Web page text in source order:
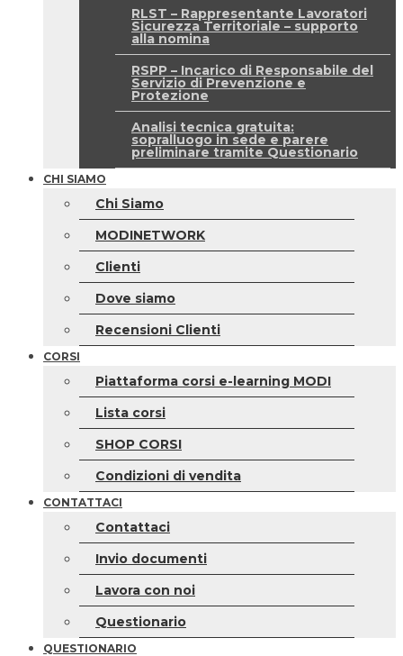
RLST – Rappresentante Lavoratori
Sicurezza Territoriale – supporto
alla nomina
RSPP – Incarico di Responsabile del
Servizio di Prevenzione e
Protezione
Analisi tecnica gratuita:
sopralluogo in sede e parere
preliminare tramite Questionario
CHI SIAMO
Chi Siamo
MODINETWORK
Clienti
Dove siamo
Recensioni Clienti
CORSI
Piattaforma corsi e-learning MODI
Lista corsi
SHOP CORSI
Condizioni di vendita
CONTATTACI
Contattaci
Invio documenti
Lavora con noi
Questionario
QUESTIONARIO